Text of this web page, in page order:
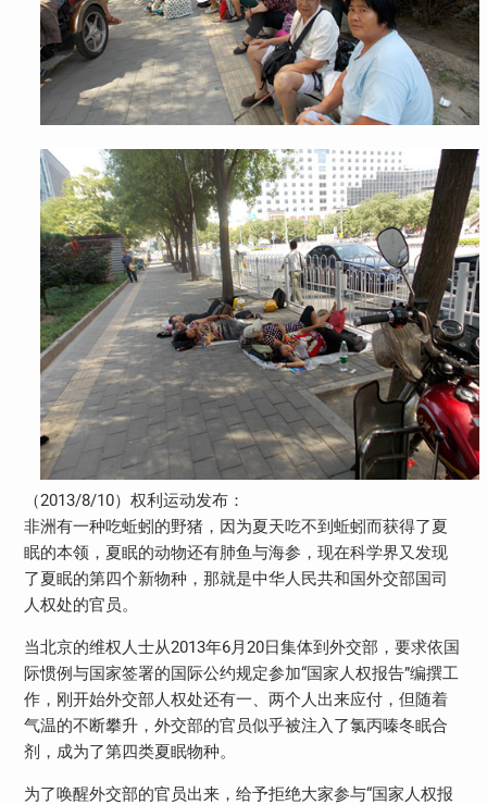
（2013/8/10）权利运动发布：
非洲有一种吃蚯蚓的野猪，因为夏天吃不到蚯蚓而获得了夏
眠的本领，夏眠的动物还有肺鱼与海参，现在科学界又发现
了夏眠的第四个新物种，那就是中华人民共和国外交部国司
人权处的官员。
当北京的维权人士从2013年6月20日集体到外交部，要求依国
际惯例与国家签署的国际公约规定参加“国家人权报告”编撰工
作，刚开始外交部人权处还有一、两个人出来应付，但随着
气温的不断攀升，外交部的官员似乎被注入了氯丙嗪冬眠合
剂，成为了第四类夏眠物种。
为了唤醒外交部的官员出来，给予拒绝大家参与“国家人权报